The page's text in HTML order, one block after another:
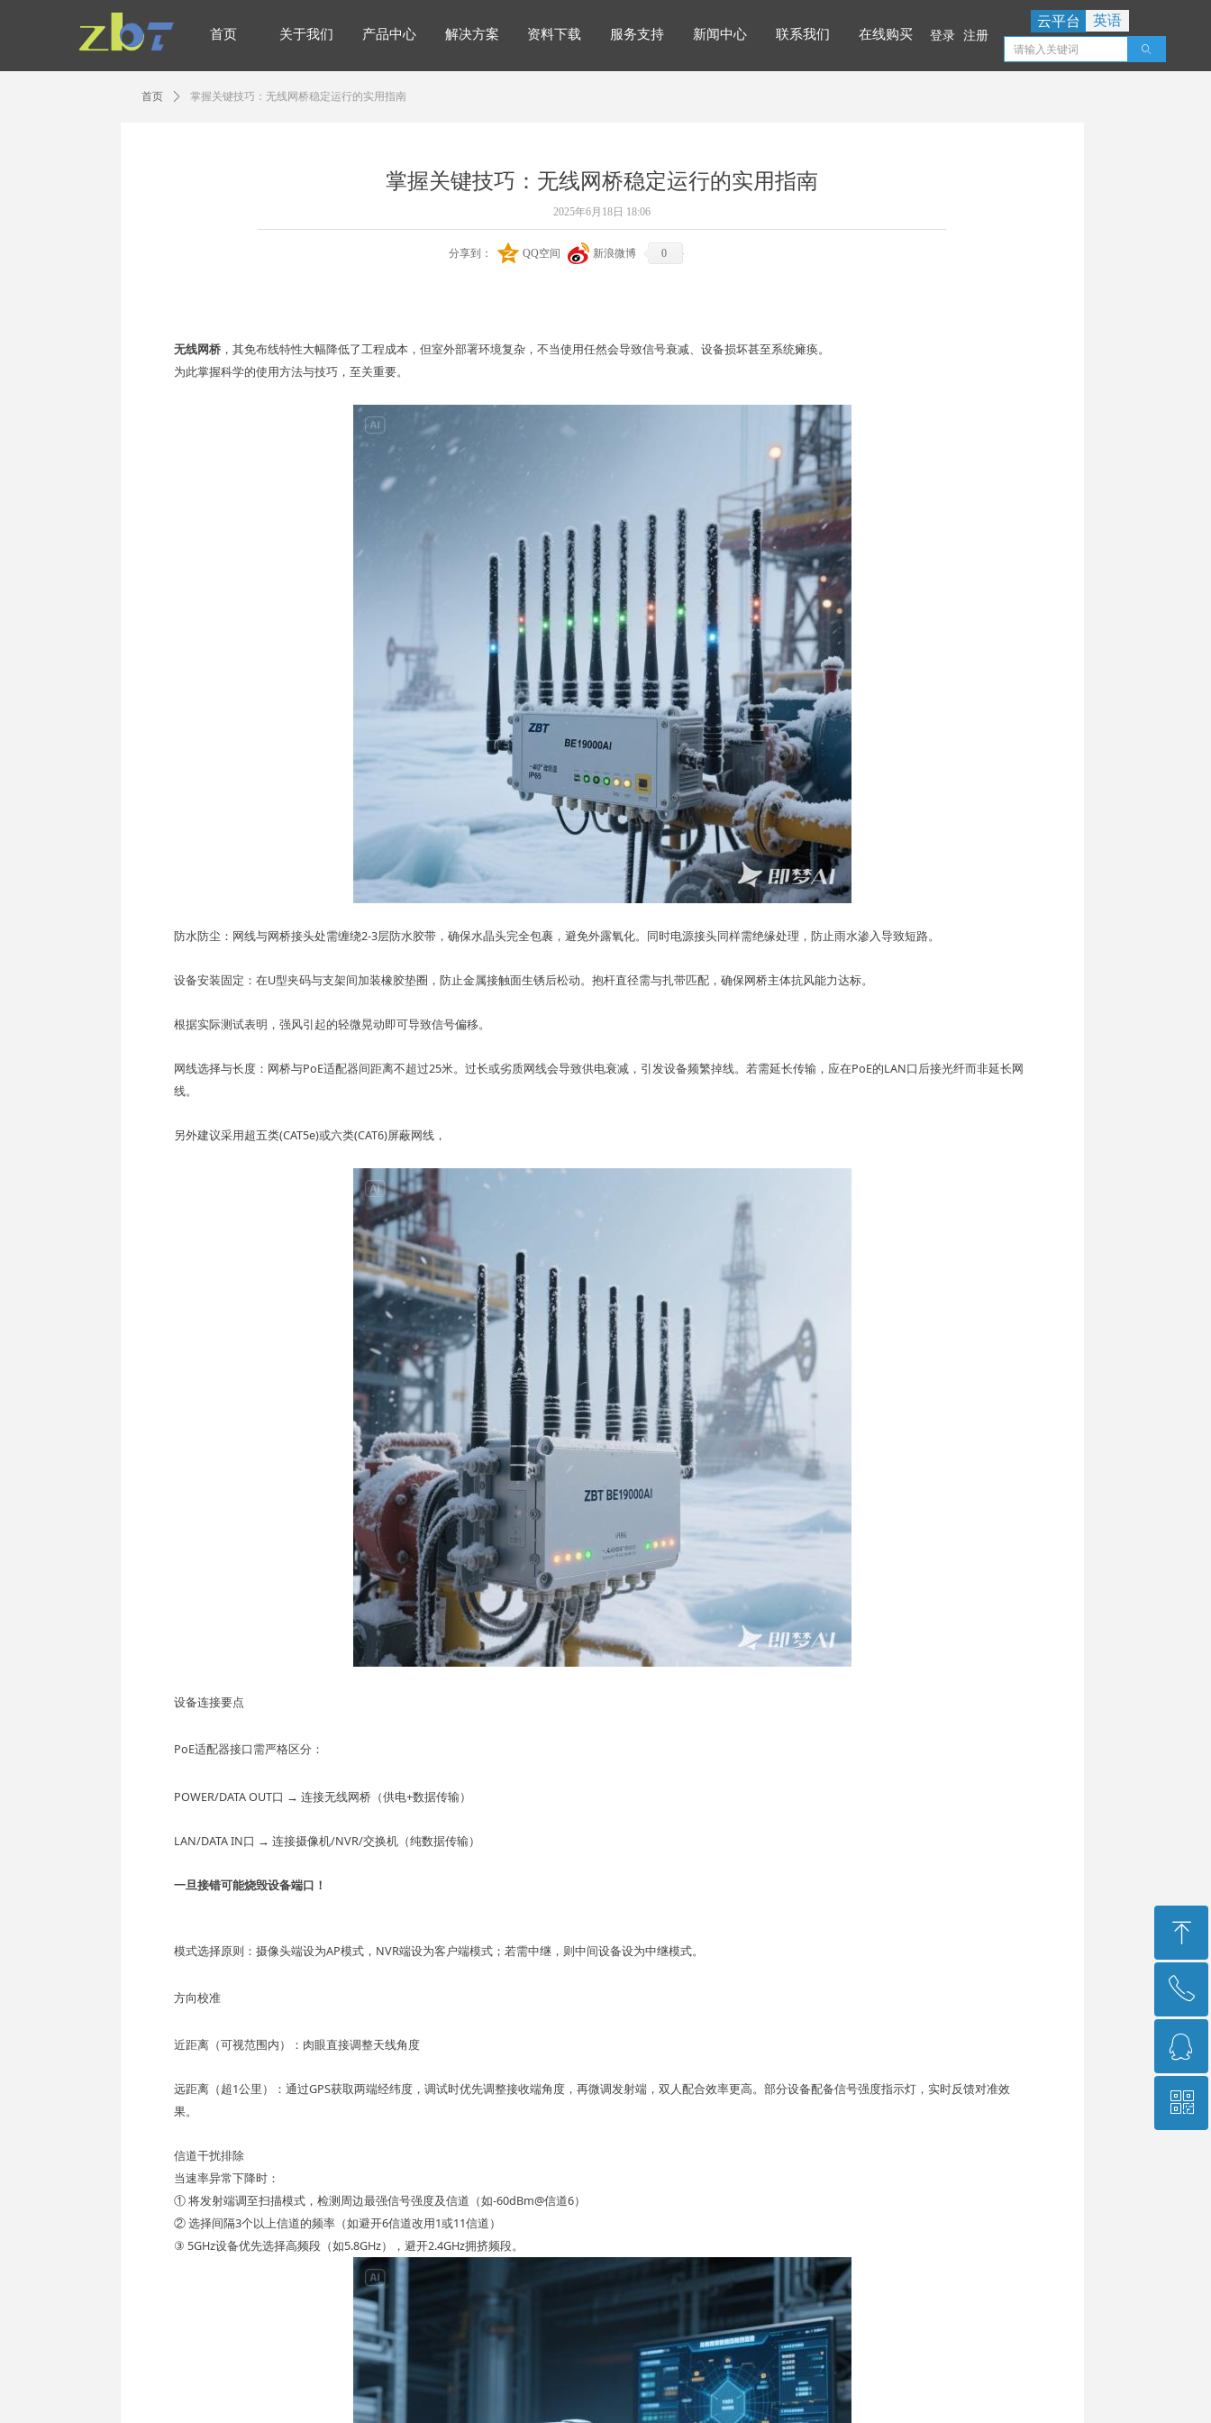
登录 注册
首页 关于我们 产品中心 解决方案 资料下载 服务支持 新闻中心 联系我们 在线购买
云平台 英语
解决方案
ꄠ
掌握关键技巧：无线网桥稳定运行的实用指南
无线网桥 ， 其免布线特性大幅降低了工程成本，但室外部署环境复杂 ，不当使用任然会导致信号衰减、设备损坏甚至系统瘫痪。
为此掌握科学的使用方法与技巧， 至关重要。
防水防尘 ： 网线与网桥接头处需缠绕2-3层防水胶带 ，确保水晶头完全包裹，避免外露氧化。 同时电源接头同样需绝缘处理，防止雨水渗入导致短路。
设备安装固定 ： 在U型夹码与支架间加装橡胶垫圈 ，防止金属接触面生锈后松动。抱杆直径需与扎带匹配，确保网桥主体抗风能力达标。
根据实际测试表明， 强风引起的轻微晃动即可导致信号偏移。
网线选择与长度 ： 网桥与PoE适配器间距离不超过25米。过长或劣质网线会导致供电衰减，引发设备频繁掉线。若需延长传输，应在PoE的LAN口后接光纤而非延长网
线。
另外建议采用超五类(CAT5e)或六类(CAT6)屏蔽网线 ，
设备连接要点
PoE适配器接口需严格区分：
POWER/DATA OUT口 → 连接无线网桥（供电+数据传输）
LAN/DATA IN口 → 连接摄像机/NVR/交换机（纯数据传输）
一旦接错可能烧毁设备端口 ！
模式选择原则：摄像头端设为AP模式 ，NVR端设为客户端模式 ；若需中继，则中间设备设为中继模式。
方向校准
近距离（可视范围内） ：肉眼直接调整天线角度
远距离（超1公里） ：通过GPS获取两端经纬度，调试时优先调整接收端角度，再微调发射端，双人配合效率更高。 部分设备配备信号强度指示灯 ，实时反馈对准效
果。
信道干扰排除
当速率异常下降时：
① 将发射端调至扫描模式，检测周边最强信号强度及信道（如-60dBm@信道6）
② 选择间隔3个以上信道的频率（如避开6信道改用1或11信道）
③ 5GHz设备优先选择高频段（如5.8GHz），避开2.4GHz拥挤频段。
2025年6月18日 18:06
分享到： QQ空间 新浪微博 0
首页 ꄲ 掌握关键技巧：无线网桥稳定运行的实用指南
ꁸ
回到顶部
ꂅ
ꁗ
751573541
ꀥ